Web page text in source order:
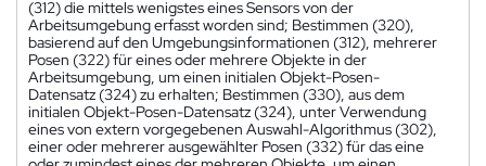
(312) die mittels wenigstes eines Sensors von der
Arbeitsumgebung erfasst worden sind; Bestimmen (320),
basierend auf den Umgebungsinformationen (312), mehrerer
Posen (322) für eines oder mehrere Objekte in der
Arbeitsumgebung, um einen initialen Objekt-Posen-
Datensatz (324) zu erhalten; Bestimmen (330), aus dem
initialen Objekt-Posen-Datensatz (324), unter Verwendung
eines von extern vorgegebenen Auswahl-Algorithmus (302),
einer oder mehrerer ausgewählter Posen (332) für das eine